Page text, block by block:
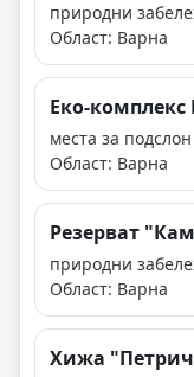
природни
Област: Варна
Еко-
места за
Област: Варна
Резерват
природни
Област: Варна
Хижа